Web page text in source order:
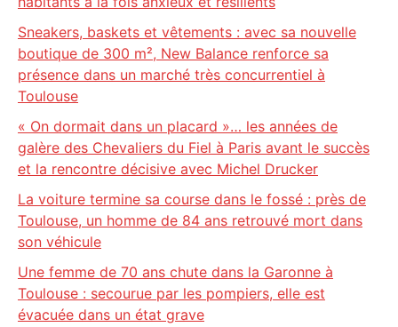
Sneakers, baskets et vêtements : avec sa nouvelle
boutique de 300 m², New Balance renforce sa
présence dans un marché très concurrentiel à
Toulouse
« On dormait dans un placard »… les années de
galère des Chevaliers du Fiel à Paris avant le succès
et la rencontre décisive avec Michel Drucker
La voiture termine sa course dans le fossé : près de
Toulouse, un homme de 84 ans retrouvé mort dans
son véhicule
Une femme de 70 ans chute dans la Garonne à
Toulouse : secourue par les pompiers, elle est
évacuée dans un état grave